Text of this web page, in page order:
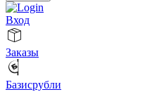
Вход
Заказы
Базисрубли